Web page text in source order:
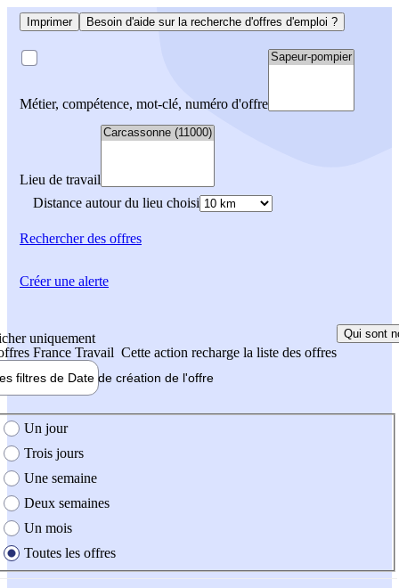
Imprimer Besoin d'aide sur la recherche d'offres d'emploi ?
Métier, compétence, mot-clé, numéro d'offre
Lieu de travail
Distance autour du lieu choisi
Rechercherdes offres
uniquement
France Travail Cette action recharge la liste des offres
Qui sont
filtres de Date de création de l'offre
création de l'offre
Un jour
Trois jours
Une semaine
Deux semaines
Un mois
Toutes les offres
Créer une alerte